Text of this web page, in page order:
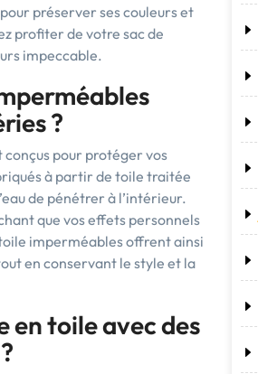
préserver ses couleurs et
profiter de votre sac de
impeccable.
?
pour protéger vos
à partir de toile traitée
de pénétrer à l’intérieur.
que vos effets personnels
imperméables offrent ainsi
en conservant le style et la
en toile avec des